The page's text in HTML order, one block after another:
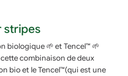
stripes
biologique 🌱 et Tencel™ 🌱
combinaison de deux
bio et le Tencel™(qui est une